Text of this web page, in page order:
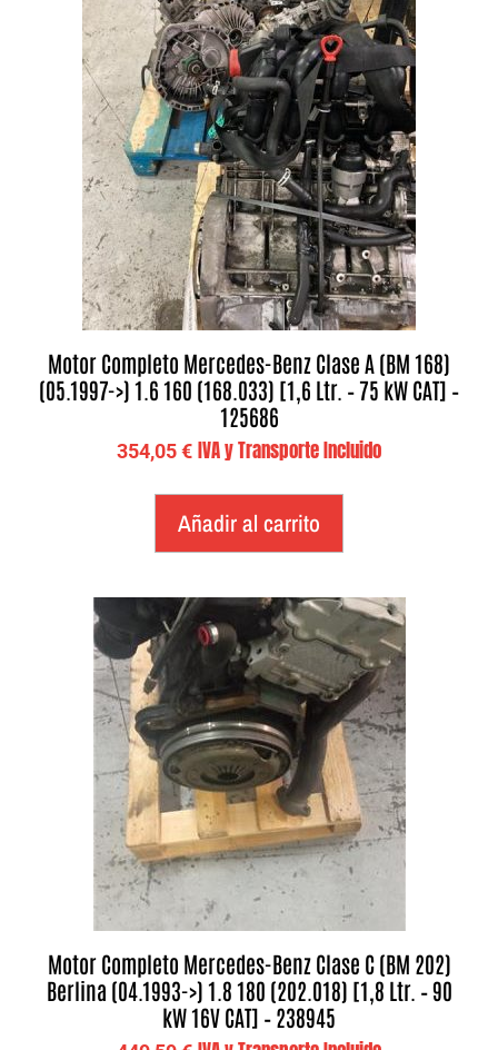
Motor Completo Mercedes-Benz Clase A (BM 168)
(05.1997->) 1.6 160 (168.033) [1,6 Ltr. – 75 kW CAT] –
125686
354,05€ IVA y Transporte Incluido
Añadir al carrito
Motor Completo Mercedes-Benz Clase C (BM 202)
Berlina (04.1993->) 1.8 180 (202.018) [1,8 Ltr. – 90
kW 16V CAT] – 238945